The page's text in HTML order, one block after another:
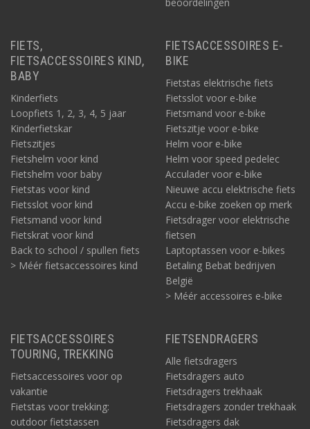
FIETS,
FIETSACCESSOIRES KIND,
BABY
Kinderfiets
Loopfiets 1, 2, 3, 4, 5 jaar
Kinderfietskar
Fietszitjes
Fietshelm voor kind
Fietshelm voor baby
Fietstas voor kind
Fietsslot voor kind
Fietsmand voor kind
Fietskrat voor kind
Back to school / spullen fiets
> Méér fietsaccessoires kind
FIETSACCESSOIRES E-
BIKE
Fietstas elektrische fiets
Fietsslot voor e-bike
Fietsmand voor e-bike
Fietszitje voor e-bike
Helm voor e-bike
Helm voor speed pedelec
Acculader voor e-bike
Nieuwe accu elektrische fiets
Accu e-bike zoeken op merk
Fietsdrager voor elektrische
fietsen
Laptoptassen voor e-bikes
Betaling Bebat bedrijven
België
> Méér accessoires e-bike
FIETSACCESSOIRES
TOURING, TREKKING
Fietsaccessoires voor op
vakantie
Fietstas voor trekking:
outdoor fietstassen
FIETSENDRAGERS
Alle fietsdragers
Fietsdragers auto
Fietsdragers trekhaak
Fietsdragers zonder trekhaak
Fietsdragers dak